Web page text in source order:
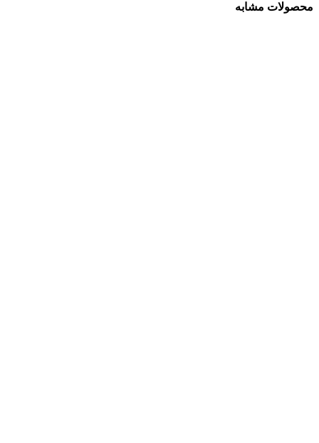
محصولات مشابه